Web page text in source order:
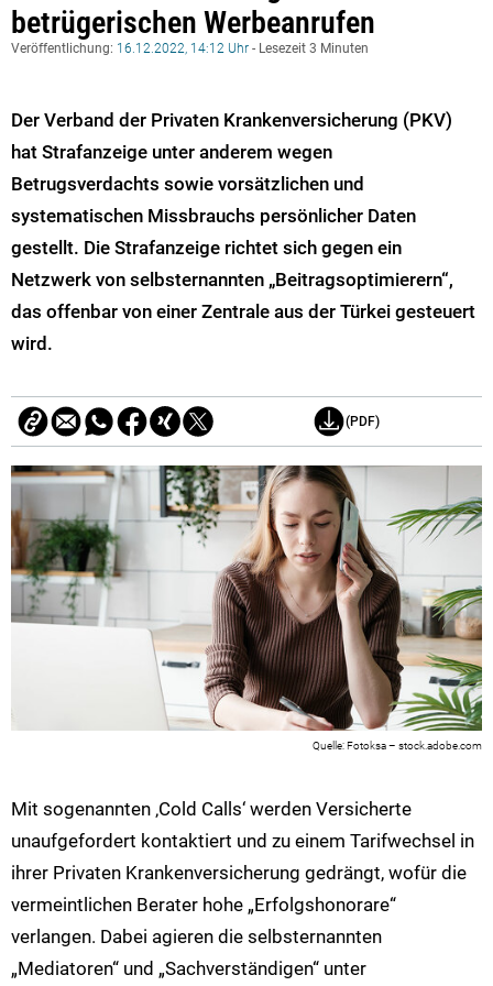
betrügerischen Werbeanrufen
Veröffentlichung: 16.12.2022, 14:12 Uhr - Lesezeit 3 Minuten
Der Verband der Privaten Krankenversicherung (PKV)
hat Strafanzeige unter anderem wegen
Betrugsverdachts sowie vorsätzlichen und
systematischen Missbrauchs persönlicher Daten
gestellt. Die Strafanzeige richtet sich gegen ein
Netzwerk von selbsternannten „Beitragsoptimierern“,
das offenbar von einer Zentrale aus der Türkei gesteuert
wird.
(PDF)
Fotoksa – stock.adobe.com
Mit sogenannten ‚Cold Calls‘ werden Versicherte
unaufgefordert kontaktiert und zu einem Tarifwechsel in
ihrer Privaten Krankenversicherung gedrängt, wofür die
vermeintlichen Berater hohe „Erfolgshonorare“
verlangen. Dabei agieren die selbsternannten
„Mediatoren“ und „Sachverständigen“ unter